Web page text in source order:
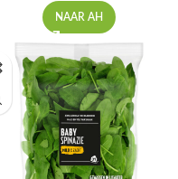
NAAR AH